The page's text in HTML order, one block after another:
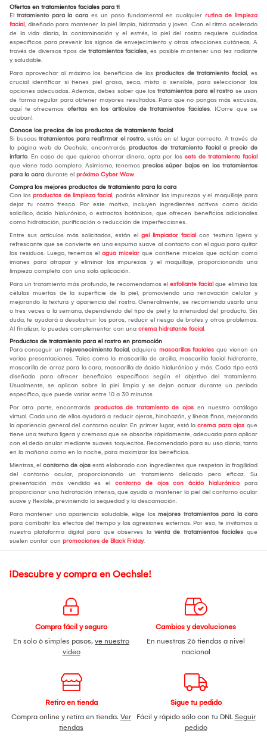
Ofertas en tratamientos faciales para ti
El tratamiento para la cara es un paso fundamental en cualquier rutina de limpieza
facial, diseñado para mantener la piel limpia, hidratada y joven. Con el ritmo acelerado
de la vida diaria, la contaminación y el estrés, la piel del rostro requiere cuidados
específicos para prevenir los signos de envejecimiento y otras afecciones cutáneas. A
través de diversos tipos de tratamientos faciales, es posible mantener una tez radiante
y saludable.
Para aprovechar al máximo los beneficios de los productos de tratamiento facial, es
crucial identificar si tienes piel grasa, seca, mixta o sensible, para seleccionar las
opciones adecuadas. Además, debes saber que los tratamientos para el rostro se usan
de forma regular para obtener mayores resultados. Para que no pongas más excusas,
aquí te ofrecemos ofertas en los artículos de tratamientos faciales. ¡Corre que se
acaban!
Conoce los precios de los productos de tratamiento facial
Si buscas tratamientos para reafirmar el rostro, estás en el lugar correcto. A través de
la página web de Oechsle, encontrarás productos de tratamiento facial a precio de
infarto. En caso de que quieras ahorrar dinero, opta por los sets de tratamiento facial
que viene todo completo. Asimismo, tenemos precios súper bajos en los tratamientos
para la cara durante el próximo Cyber Wow.
Compra los mejores productos de tratamiento para la cara
Con los productos de limpieza facial, podrás eliminar las impurezas y el maquillaje para
dejar tu rostro fresco. Por este motivo, incluyen ingredientes activos como ácido
salicílico, ácido hialurónico, o extractos botánicos, que ofrecen beneficios adicionales
como hidratación, purificación o reducción de imperfecciones.
Entre sus artículos más solicitados, están el gel limpiador facial con textura ligera y
refrescante que se convierte en una espuma suave al contacto con el agua para quitar
los residuos. Luego, tenemos el agua micelar que contiene micelas que actúan como
imanes para atrapar y eliminar las impurezas y el maquillaje, proporcionando una
limpieza completa con una sola aplicación.
Para un tratamiento más profundo, te recomendamos el exfoliante facial que elimina las
células muertas de la superficie de la piel, promoviendo una renovación celular y
mejorando la textura y apariencia del rostro. Generalmente, se recomienda usarlo una
o tres veces a la semana, dependiendo del tipo de piel y la intensidad del producto. Sin
duda, te ayudará a desobstruir los poros, reducir el riesgo de brotes y otros problemas.
Al finalizar, lo puedes complementar con una crema hidratante facial.
Productos de tratamiento para el rostro en promoción
Para conseguir un rejuvenecimiento facial, adquiere mascarillas faciales que vienen en
varias presentaciones. Tales como la mascarilla de arcilla, mascarilla facial hidratante,
mascarilla de arroz para la cara, mascarilla de ácido hialurónico y más. Cada tipo está
diseñado para ofrecer beneficios específicos según el objetivo del tratamiento.
Usualmente, se aplican sobre la piel limpia y se dejan actuar durante un período
específico, que puede variar entre 10 a 30 minutos
Por otra parte, encontrarás productos de tratamiento de ojos en nuestro catálogo
virtual. Cada uno de ellos ayudará a reducir ojeras, hinchazón, y líneas finas, mejorando
la apariencia general del contorno ocular. En primer lugar, está la crema para ojos que
tiene una textura ligera y cremosa que se absorbe rápidamente, adecuada para aplicar
con el dedo anular mediante suaves toquecitos. Recomendado para su uso diario, tanto
en la mañana como en la noche, para maximizar los beneficios.
Mientras, el contorno de ojos está elaborado con ingredientes que respetan la fragilidad
del contorno ocular, proporcionando un tratamiento delicado pero eficaz. Su
presentación más vendida es el contorno de ojos con ácido hialurónico para
proporcionar una hidratación intensa, que ayuda a mantener la piel del contorno ocular
suave y flexible, previniendo la sequedad y la descamación.
Para mantener una apariencia saludable, elige los mejores tratamientos para la cara
para combatir los efectos del tiempo y las agresiones externas. Por eso, te invitamos a
nuestra plataforma digital para que observes la venta de tratamientos faciales que
suelen contar con promociones de Black Friday.
¡Descubre y compra en Oechsle!
Compra fácil y seguro
En solo 6 simples pasos, ve nuestro
video
Cambios y devoluciones
En nuestras 26 tiendas a nivel
nacional
Retiro en tienda
Compra online y retira en tienda. Ver
tiendas
Sigue tu pedido
Fácil y rápido sólo con tu DNI. Seguir
pedido